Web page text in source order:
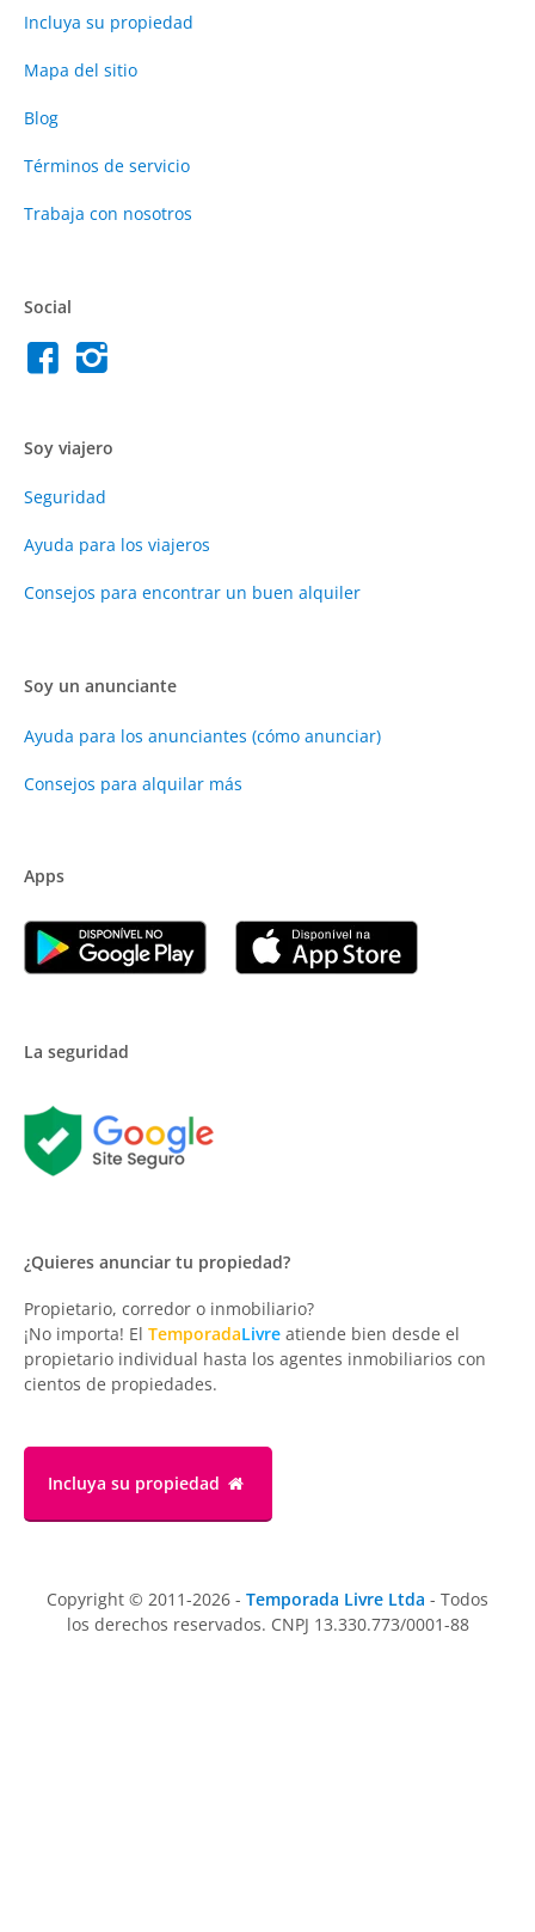
Incluya su propiedad
Mapa del sitio
Blog
Términos de servicio
Trabaja con nosotros
Social
Soy viajero
Seguridad
Ayuda para los viajeros
Consejos para encontrar un buen alquiler
Soy un anunciante
Ayuda para los anunciantes (cómo anunciar)
Consejos para alquilar más
Apps
La seguridad
¿Quieres anunciar tu propiedad?
Propietario, corredor o inmobiliario?
¡No importa! El TemporadaLivre atiende bien desde el
propietario individual hasta los agentes inmobiliarios con
cientos de propiedades.
Incluya su propiedad
Copyright © 2011-2026 - Temporada Livre Ltda - Todos
los derechos reservados. CNPJ 13.330.773/0001-88